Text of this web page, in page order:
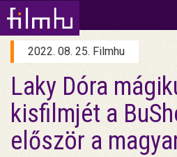
2022. 08. 25. Filmhu
Laky Dóra
kisfilmjét a
először a